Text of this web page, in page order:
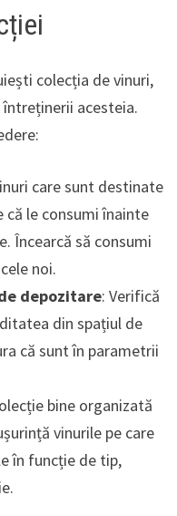
colecția de vinuri,
acesteia.
care sunt destinate
că le consumi înainte
Încearcă să consumi
noi.
depozitare: Verifică
din spațiul de
că sunt în parametrii
bine organizată
vinurile pe care
în funcție de tip,